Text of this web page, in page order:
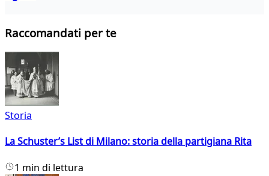
Raccomandati per te
Storia
La Schuster’s List di Milano: storia della partigiana Rita
1 min di lettura